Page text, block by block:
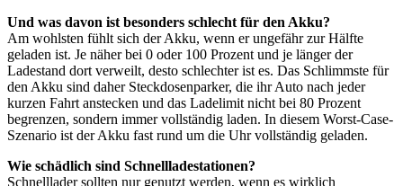
Und was davon ist besonders schlecht für den Akku?
Am wohlsten fühlt sich der Akku, wenn er ungefähr zur Hälfte
geladen ist. Je näher bei 0 oder 100 Prozent und je länger der
Ladestand dort verweilt, desto schlechter ist es. Das Schlimmste für
den Akku sind daher Steckdosenparker, die ihr Auto nach jeder
kurzen Fahrt anstecken und das Ladelimit nicht bei 80 Prozent
begrenzen, sondern immer vollständig laden. In diesem Worst-Case-
Szenario ist der Akku fast rund um die Uhr vollständig geladen.
Wie schädlich sind Schnellladestationen?
Schnelllader sollten nur genutzt werden, wenn es wirklich